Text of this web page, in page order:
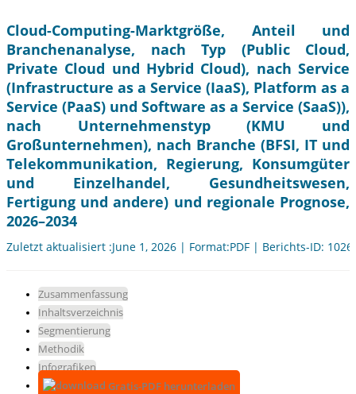
Cloud-Computing-Marktgröße, Anteil und
Branchenanalyse, nach Typ (Public Cloud,
Private Cloud und Hybrid Cloud), nach Service
(Infrastructure as a Service (IaaS), Platform as a
Service (PaaS) und Software as a Service (SaaS)),
nach Unternehmenstyp (KMU und
Großunternehmen), nach Branche (BFSI, IT und
Telekommunikation, Regierung, Konsumgüter
und Einzelhandel, Gesundheitswesen,
Fertigung und andere) und regionale Prognose,
2026–2034
Zuletzt aktualisiert :June 1, 2026 | Format:PDF | Berichts-ID:
Zusammenfassung
Inhaltsverzeichnis
Segmentierung
Methodik
Infografiken
Gratis-PDF herunterladen